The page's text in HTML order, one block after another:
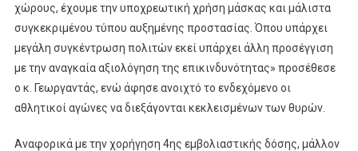
χώρους, έχουμε την υποχρεωτική χρήση μάσκας και μάλιστα
συγκεκριμένου τύπου αυξημένης προστασίας. Όπου υπάρχει
μεγάλη συγκέντρωση πολιτών εκεί υπάρχει άλλη προσέγγιση
με την αναγκαία αξιολόγηση της επικινδυνότητας» προσέθεσε
ο κ. Γεωργαντάς, ενώ άφησε ανοιχτό το ενδεχόμενο οι
αθλητικοί αγώνες να διεξάγονται κεκλεισμένων των θυρών.
Αναφορικά με την χορήγηση 4ης εμβολιαστικής δόσης, μάλλον